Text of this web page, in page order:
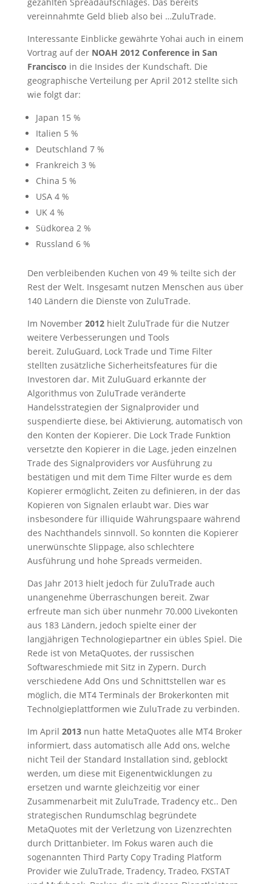
vereinnahmte Geld blieb also bei …ZuluTrade.
Interessante Einblicke gewährte Yohai auch in einem
Vortrag auf der NOAH 2012 Conference in San
Francisco in die Insides der Kundschaft. Die
geographische Verteilung per April 2012 stellte sich
wie folgt dar:
Japan 15 %
Italien 5 %
Deutschland 7 %
Frankreich 3 %
China 5 %
USA 4 %
UK 4 %
Südkorea 2 %
Russland 6 %
Den verbleibenden Kuchen von 49 % teilte sich der
Rest der Welt. Insgesamt nutzen Menschen aus über
140 Ländern die Dienste von ZuluTrade.
Im November 2012hielt ZuluTrade für die Nutzer
weitere Verbesserungen und Tools
bereit. ZuluGuard, Lock Trade und Time Filter
stellten zusätzliche Sicherheitsfeatures für die
Investoren dar. Mit ZuluGuard erkannte der
Algorithmus von ZuluTrade veränderte
Handelsstrategien der Signalprovider und
suspendierte diese, bei Aktivierung, automatisch von
den Konten der Kopierer. Die Lock Trade Funktion
versetzte den Kopierer in die Lage, jeden einzelnen
Trade des Signalproviders vor Ausführung zu
bestätigen und mit dem Time Filter wurde es dem
Kopierer ermöglicht, Zeiten zu definieren, in der das
Kopieren von Signalen erlaubt war. Dies war
insbesondere für illiquide Währungspaare während
des Nachthandels sinnvoll. So konnten die Kopierer
unerwünschte Slippage, also schlechtere
Ausführung und hohe Spreads vermeiden.
Das Jahr 2013 hielt jedoch für ZuluTrade auch
unangenehme Überraschungen bereit. Zwar
erfreute man sich über nunmehr 70.000 Livekonten
aus 183 Ländern, jedoch spielte einer der
langjährigen Technologiepartner ein übles Spiel. Die
Rede ist von MetaQuotes, der russischen
Softwareschmiede mit Sitz in Zypern. Durch
verschiedene Add Ons und Schnittstellen war es
möglich, die MT4 Terminals der Brokerkonten mit
Technolgieplattformen wie ZuluTrade zu verbinden.
Im April 2013nun hatte MetaQuotes alle MT4 Broker
informiert, dass automatisch alle Add ons, welche
nicht Teil der Standard Installation sind, geblockt
werden, um diese mit Eigenentwicklungen zu
ersetzen und warnte gleichzeitig vor einer
Zusammenarbeit mit ZuluTrade, Tradency etc.. Den
strategischen Rundumschlag begründete
MetaQuotes mit der Verletzung von Lizenzrechten
durch Drittanbieter. Im Fokus waren auch die
sogenannten Third Party Copy Trading Platform
Provider wie ZuluTrade, Tradency, Tradeo, FXSTAT